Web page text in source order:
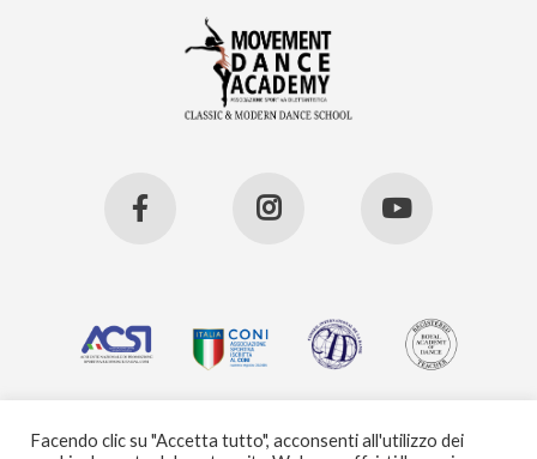
2026 © A.s.d. Movement Dance Academy - Tutti i diritti riservati -
Facendo clic su "Accetta tutto", acconsenti all'utilizzo dei